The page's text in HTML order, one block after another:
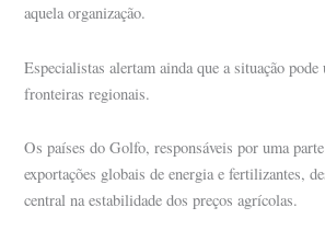
aquela organização.
Especialistas alertam ainda que a situação pode
fronteiras regionais.
Os países do Golfo, responsáveis por uma
exportações globais de energia e fertilizantes,
central na estabilidade dos preços agrícolas.